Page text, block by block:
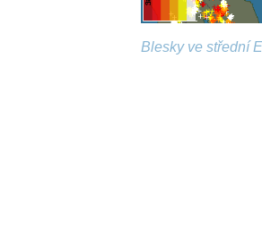
Blesky ve střední